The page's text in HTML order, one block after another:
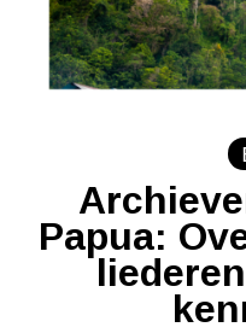
Papua: